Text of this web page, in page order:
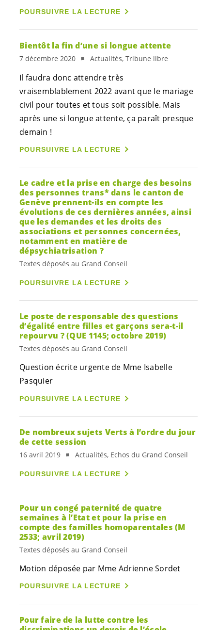
POURSUIVRE LA LECTURE
Bientôt la fin d’une si longue attente
7 décembre 2020 Actualités, Tribune libre
Il faudra donc attendre très
vraisemblablement 2022 avant que le mariage
civil pour toutes et tous soit possible. Mais
après une si longue attente, ça paraît presque
demain !
POURSUIVRE LA LECTURE
Le cadre et la prise en charge des besoins
des personnes trans* dans le canton de
Genève prennent-ils en compte les
évolutions de ces dernières années, ainsi
que les demandes et les droits des
associations et personnes concernées,
notamment en matière de
dépsychiatrisation ?
Textes déposés au Grand Conseil
POURSUIVRE LA LECTURE
Le poste de responsable des questions
d’égalité entre filles et garçons sera-t-il
repourvu ? (QUE 1145; octobre 2019)
Textes déposés au Grand Conseil
Question écrite urgente de Mme Isabelle
Pasquier
POURSUIVRE LA LECTURE
De nombreux sujets Verts à l’ordre du jour
de cette session
16 avril 2019 Actualités, Echos du Grand Conseil
POURSUIVRE LA LECTURE
Pour un congé paternité de quatre
semaines à l’Etat et pour la prise en
compte des familles homoparentales (M
2533; avril 2019)
Textes déposés au Grand Conseil
Motion déposée par Mme Adrienne Sordet
POURSUIVRE LA LECTURE
Pour faire de la lutte contre les